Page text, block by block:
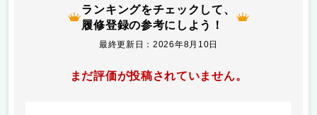
ランキングをチェックして、
履修登録の参考にしよう！
最終更新日：2026年8月10日
まだ評価が投稿されていません。